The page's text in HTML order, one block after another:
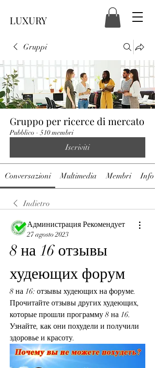
LUXURY
Gruppi
Gruppo per ricerce di mercato
Pubblico · 510 membri
Iscriviti
Conversazioni Multimedia Membri Info
Indietro
Администрация Рекомендует
27 agosto 2023
8 на 16 отзывы
худеющих форум
8 на 16: отзывы худеющих на форуме.
Прочитайте отзывы других худеющих,
которые прошли программу 8 на 16.
Узнайте, как они похудели и получили
здоровье и красоту.